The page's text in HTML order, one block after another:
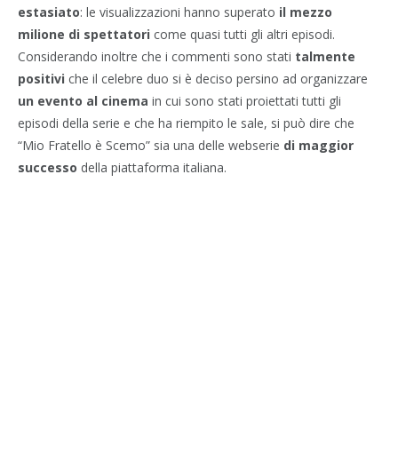
estasiato: le visualizzazioni hanno superato il mezzo
milione di spettatori come quasi tutti gli altri episodi.
Considerando inoltre che i commenti sono stati talmente
positivi che il celebre duo si è deciso persino ad organizzare
un evento al cinema in cui sono stati proiettati tutti gli
episodi della serie e che ha riempito le sale, si può dire che
“Mio Fratello è Scemo” sia una delle webserie di maggior
successo della piattaforma italiana.